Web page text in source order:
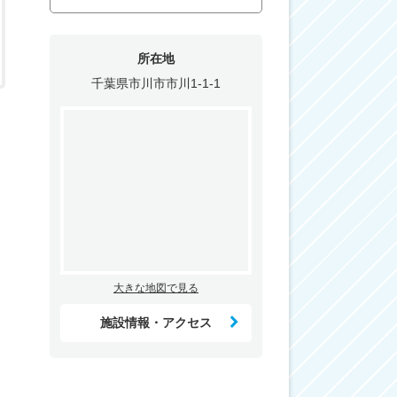
所在地
千葉県市川市市川1-1-1
大きな地図で見る
施設情報・アクセス